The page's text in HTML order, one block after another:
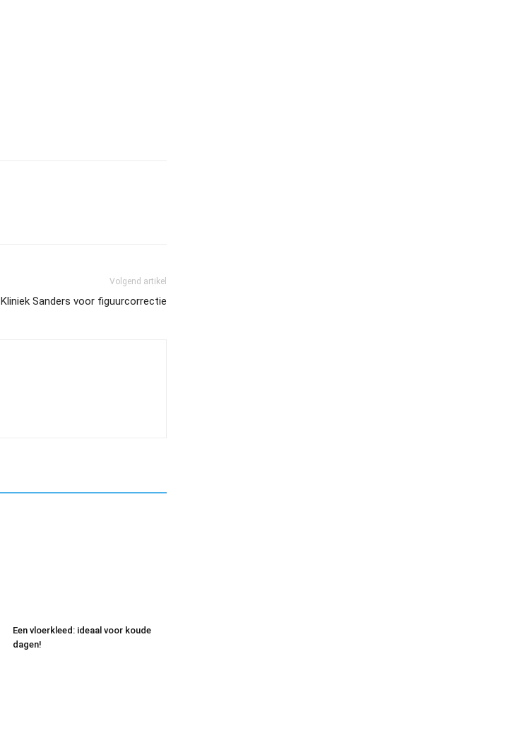
Volgend artikel
Kliniek Sanders voor figuurcorrectie
Een vloerkleed: ideaal voor koude
dagen!